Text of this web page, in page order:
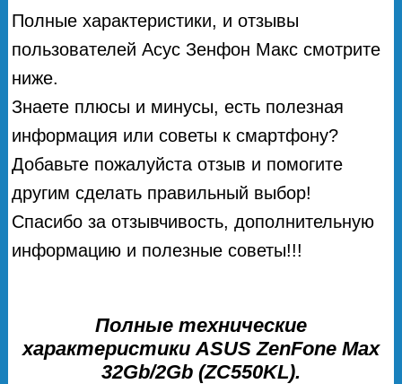
Полные характеристики, и отзывы
пользователей Асус Зенфон Макс смотрите
ниже.
Знаете плюсы и минусы, есть полезная
информация или советы к смартфону?
Добавьте пожалуйста отзыв и помогите
другим сделать правильный выбор!
Спасибо за отзывчивость, дополнительную
информацию и полезные советы!!!
Полные технические
характеристики ASUS ZenFone Max
32Gb/2Gb (ZC550KL).